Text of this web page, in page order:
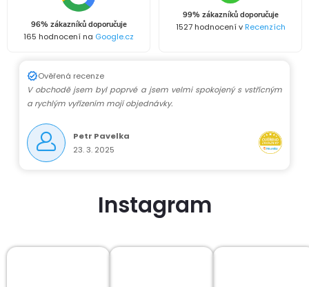
96% zákazníků doporučuje
165 hodnocení na Google.cz
99% zákazníků doporučuje
1527 hodnocení vRecenzích
Ověřená recenze
V obchodě jsem byl poprvé a jsem velmi spokojený s vstřícným
a rychlým vyřízením mojí objednávky.
Petr Pavelka
23. 3. 2025
Instagram